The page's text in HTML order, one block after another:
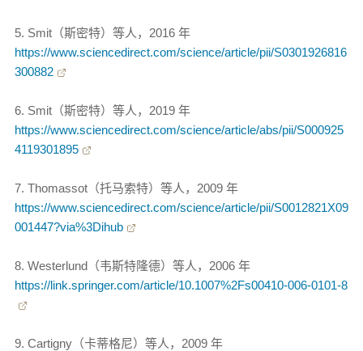
5. Smit（斯密特）等人，2016 年
https://www.sciencedirect.com/science/article/pii/S0301926816
300882
6. Smit（斯密特）等人，2019 年
https://www.sciencedirect.com/science/article/abs/pii/S000925
4119301895
7. Thomassot（托马索特）等人，2009 年
https://www.sciencedirect.com/science/article/pii/S0012821X09
001447?via%3Dihub
8. Westerlund（韦斯特隆德）等人，2006 年
https://link.springer.com/article/10.1007%2Fs00410-006-0101-8
9. Cartigny（卡蒂格尼）等人，2009 年